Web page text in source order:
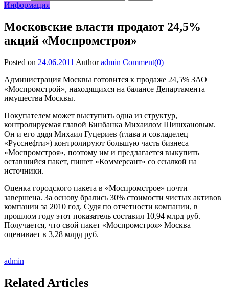
Информация
Московские власти продают 24,5%
акций «Моспромстроя»
Posted on 24.06.2011 Author admin Comment(0)
Администрация Москвы готовится к продаже 24,5% ЗАО
«Моспромстрой», находящихся на балансе Департамента
имущества Москвы.
Покупателем может выступить одна из структур,
контролируемая главой Бинбанка Михаилом Шишхановым.
Он и его дядя Михаил Гуцериев (глава и совладелец
«Русснефти») контролируют большую часть бизнеса
«Моспромстроя», поэтому им и предлагается выкупить
оставшийся пакет, пишет «Коммерсант» со ссылкой на
источники.
Оценка городского пакета в «Моспромстрое» почти
завершена. За основу брались 30% стоимости чистых активов
компании за 2010 год. Судя по отчетности компании, в
прошлом году этот показатель составил 10,94 млрд руб.
Получается, что свой пакет «Моспромстроя» Москва
оценивает в 3,28 млрд руб.
admin
Related Articles